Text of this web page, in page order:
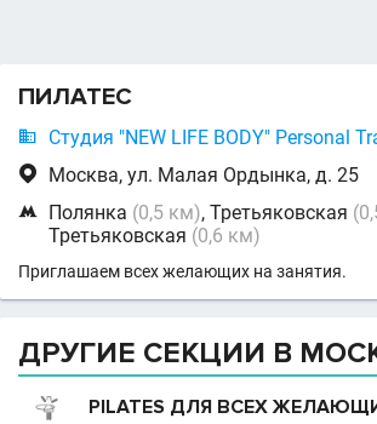
ПИЛАТЕС
 Студия "NEW LIFE BODY" Personal
 Москва, ул. Малая Ордынка, д. 25
 Полянка (0,5 км), Третьяковская
Третьяковская (0,6 км)
Приглашаем всех желающих на занятия.
ДРУГИЕ СЕКЦИИ В
PILATES ДЛЯ ВСЕХ